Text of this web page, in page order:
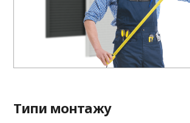
Типи монтажу